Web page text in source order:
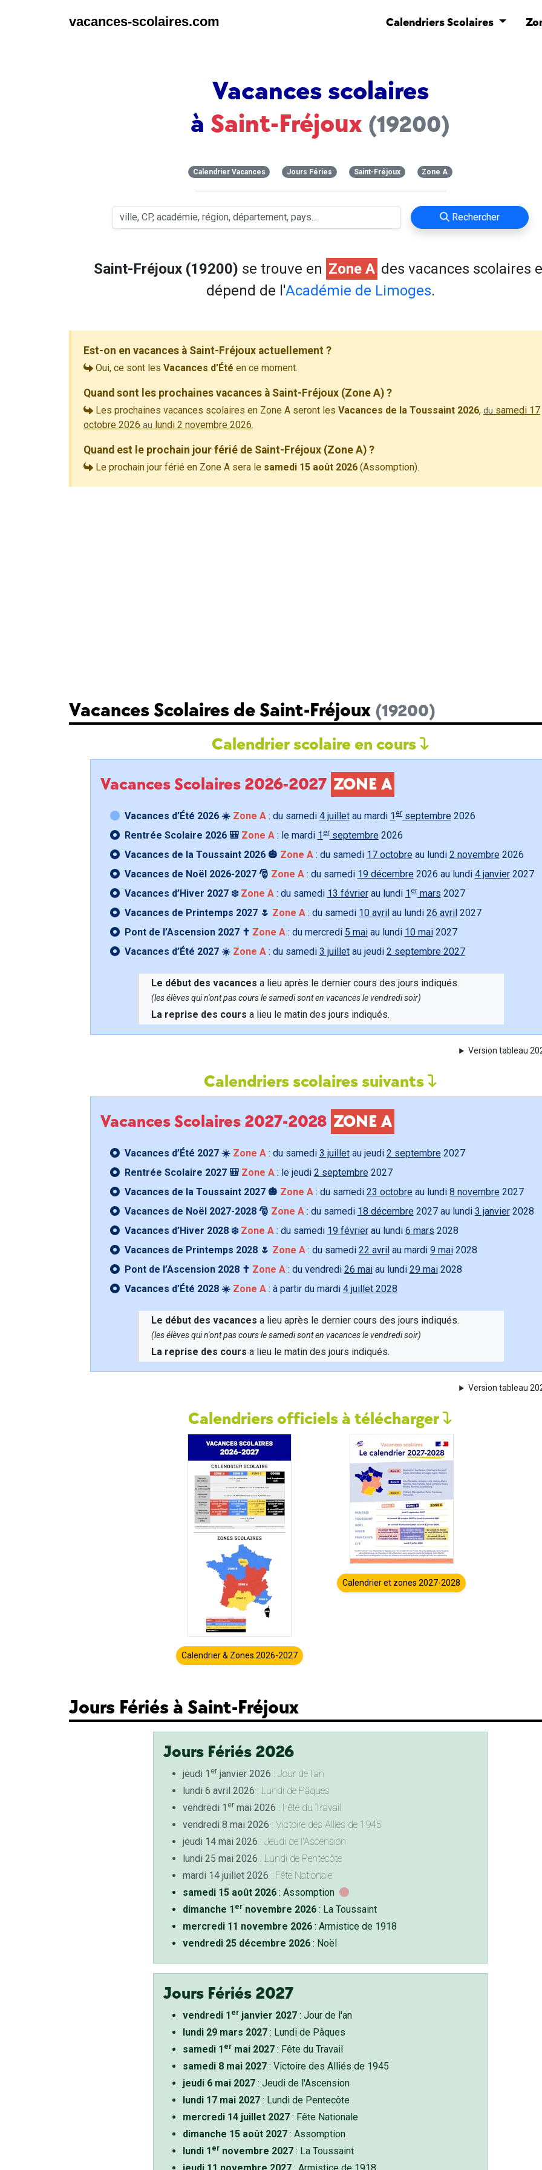
vacances-scolaires.com Calendriers Scolaires
Vacances scolaires
à Saint-Fréjoux (19200)
Calendrier Vacances Jours Féries Saint-Fréjoux Zone A
Rechercher
Saint-Fréjoux (19200) se trouve en Zone A des vacances scolaires
dépend de l'Académie de Limoges.
Est-on en vacances à Saint-Fréjoux actuellement ?
Oui, ce sont les Vacances d'Été en ce moment.
Quand sont les prochaines vacances à Saint-Fréjoux (Zone A) ?
Les prochaines vacances scolaires en Zone A seront les Vacances de la Toussaint 2026, du samedi 17
octobre 2026 au lundi 2 novembre 2026.
Quand est le prochain jour férié de Saint-Fréjoux (Zone A) ?
Le prochain jour férié en Zone A sera le samedi 15 août 2026 (Assomption).
Vacances Scolaires de Saint-Fréjoux (19200)
Calendrier scolaire en cours
Vacances Scolaires 2026-2027 ZONE A
Vacances d’Été 2026 ☀️ Zone A: du samedi 4 juilletau mardi 1 erseptembre 2026
Rentrée Scolaire 2026 🎒 Zone A: le mardi 1erseptembre 2026
Vacances de la Toussaint 2026 🎃 Zone A: du samedi 17 octobre au lundi 2 novembre 2026
Vacances de Noël 2026-2027 🎅 Zone A: du samedi 19 décembre 2026 au lundi 4 janvier2027
Vacances d’Hiver 2027 ❄️ Zone A: du samedi 13 févrierau lundi 1ermars 2027
Vacances de Printemps 2027 🌷 Zone A: du samedi 10 avril au lundi 26 avril 2027
Pont de l’Ascension 2027 ✝️ Zone A: du mercredi 5 maiau lundi 10 mai2027
Vacances d’Été 2027 ☀️ Zone A: du samedi 3 juilletau jeudi 2 septembre 2027
Le début des vacances a lieu après le dernier cours des jours indiqués.
(les élèves qui n'ont pas cours le samedi sont en vacances le vendredi soir)
La reprise des cours a lieu le matin des jours indiqués.
Version tableau
Calendriers scolaires suivants
Vacances Scolaires 2027-2028 ZONE A
Vacances d’Été 2027 ☀️ Zone A: du samedi 3 juilletau jeudi 2 septembre 2027
Rentrée Scolaire 2027 🎒 Zone A: le jeudi 2 septembre 2027
Vacances de la Toussaint 2027 🎃 Zone A: du samedi 23 octobre au lundi 8 novembre 2027
Vacances de Noël 2027-2028 🎅 Zone A: du samedi 18 décembre 2027 au lundi 3 janvier2028
Vacances d’Hiver 2028 ❄️ Zone A: du samedi 19 févrierau lundi 6 mars 2028
Vacances de Printemps 2028 🌷 Zone A: du samedi 22 avril au mardi 9 mai2028
Pont de l’Ascension 2028 ✝️ Zone A: du vendredi 26 maiau lundi 29 mai2028
Vacances d’Été 2028 ☀️ Zone A: à partir du mardi 4 juillet 2028
Le début des vacances a lieu après le dernier cours des jours indiqués.
(les élèves qui n'ont pas cours le samedi sont en vacances le vendredi soir)
La reprise des cours a lieu le matin des jours indiqués.
Version tableau
Calendriers officiels à télécharger
Calendrier & Zones 2026-2027
Calendrier et zones 2027-2028
Jours Fériés à Saint-Fréjoux
Jours Fériés 2026
jeudi 1 erjanvier 2026 : Jour de l'an
lundi 6 avril 2026 : Lundi de Pâques
vendredi 1 ermai 2026 : Fête du Travail
vendredi 8 mai 2026 : Victoire des Alliés de 1945
jeudi 14 mai 2026 : Jeudi de l'Ascension
lundi 25 mai 2026 : Lundi de Pentecôte
mardi 14 juillet 2026 : Fête Nationale
samedi 15 août 2026: Assomption
dimanche 1 ernovembre 2026: La Toussaint
mercredi 11 novembre 2026: Armistice de 1918
vendredi 25 décembre 2026: Noël
Jours Fériés 2027
vendredi 1 erjanvier 2027: Jour de l'an
lundi 29 mars 2027: Lundi de Pâques
samedi 1 ermai 2027: Fête du Travail
samedi 8 mai 2027: Victoire des Alliés de 1945
jeudi 6 mai 2027: Jeudi de l'Ascension
lundi 17 mai 2027: Lundi de Pentecôte
mercredi 14 juillet 2027: Fête Nationale
dimanche 15 août 2027: Assomption
lundi 1 ernovembre 2027: La Toussaint
jeudi 11 novembre 2027: Armistice de 1918